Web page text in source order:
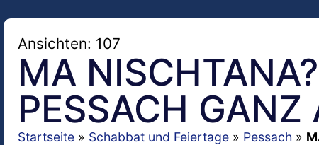
Ansichten: 107
MA
PESSACH GANZ
Startseite » Schabbat und Feiertage » Pessach »